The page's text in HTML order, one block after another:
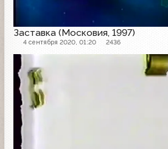
Заставка (Московия, 1997)
4 сентября 2020, 01:20 2436
Рекламная заставка